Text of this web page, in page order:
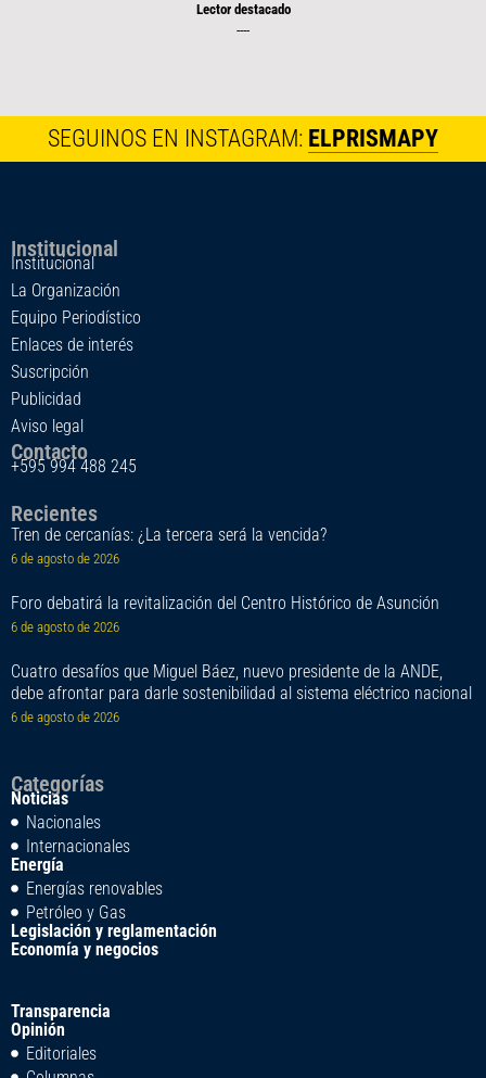
Lector destacado
----
SEGUINOS EN INSTAGRAM: ELPRISMAPY
Institucional
Institucional
La Organización
Equipo Periodístico
Enlaces de interés
Suscripción
Publicidad
Aviso legal
Contacto
+595 994 488 245
Recientes
Tren de cercanías: ¿La tercera será la vencida?
6 de agosto de 2026
Foro debatirá la revitalización del Centro Histórico de Asunción
6 de agosto de 2026
Cuatro desafíos que Miguel Báez, nuevo presidente de la ANDE,
debe afrontar para darle sostenibilidad al sistema eléctrico nacional
6 de agosto de 2026
Categorías
Noticias
Nacionales
Internacionales
Energía
Energías renovables
Petróleo y Gas
Legislación y reglamentación
Economía y negocios
Transparencia
Opinión
Editoriales